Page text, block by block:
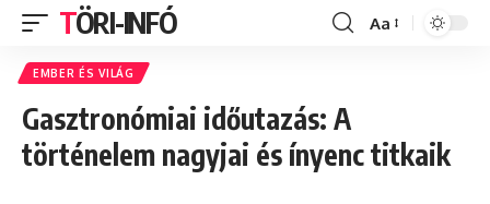
TÖRI-INFÓ
Font
Aa
EMBER ÉS VILÁG
Gasztronómiai időutazás: A
történelem nagyjai és ínyenc titkaik